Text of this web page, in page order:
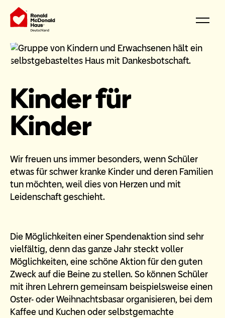
Kinder für
Kinder
Wir freuen uns immer besonders, wenn Schüler
etwas für schwer kranke Kinder und deren Familien
tun möchten, weil dies von Herzen und mit
Leidenschaft geschieht.
Die Möglichkeiten einer Spendenaktion sind sehr
vielfältig, denn das ganze Jahr steckt voller
Möglichkeiten, eine schöne Aktion für den guten
Zweck auf die Beine zu stellen. So können Schüler
mit ihren Lehrern gemeinsam beispielsweise einen
Oster- oder Weihnachtsbasar organisieren, bei dem
Kaffee und Kuchen oder selbstgemachte